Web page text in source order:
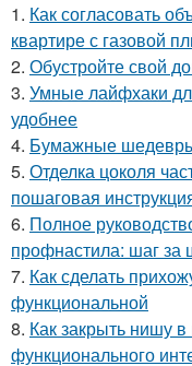
1. Как согласовать
квартире с газовой
2. Обустройте свой
3. Умные лайфхаки
удобнее
4. Бумажные
5. Отделка цоколя
пошаговая
6. Полное
профнастила: шаг за
7. Как сделать
функциональной
8. Как закрыть нишу
функционального